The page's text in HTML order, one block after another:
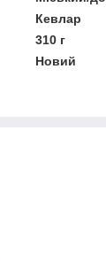
Кевлар
310 г
Новий